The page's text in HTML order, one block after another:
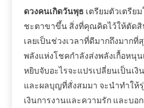
ดวงคนเกิดวันพุธ เตรียมตัวเตรีย
ชะตาขาขึ้น สิ่งที่คุณคิดไว้ให้ตัดสิ
เลยเป็นช่วงเวลาที่ดีมากถึงมาก
พลังแห่งโชคกำลังส่งพลังเกื้อหนุ
หยิบจับอะไรจะแปรเปลี่ยนเป็นเงิ
และผลบุญที่สั่งสมมา จะนำทำให้รุ่
เงินการงานและความรัก และบอ